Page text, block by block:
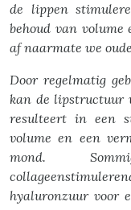
de lippen
behoud van
af naarmate we
Door regelmatig
kan de lipstructuur
resulteert in een
volume en een
mond.
hyaluronzuur voor